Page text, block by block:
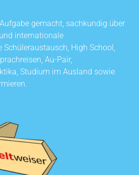
gemacht, sachkundig über
internationale
Schüleraustausch, High School,
Au-Pair,
Studium im Ausland sowie